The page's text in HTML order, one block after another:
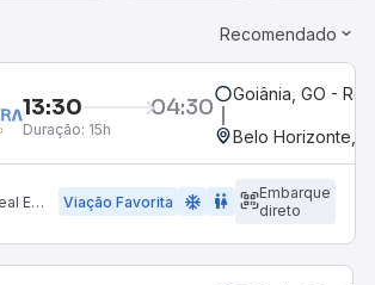
Recomendado
13:30 04:30
Duração: 15h
Goiânia, GO -
Belo Horizonte,
Viação Real Expresso Viação Favorita ac_unit wc
Embarque
direto